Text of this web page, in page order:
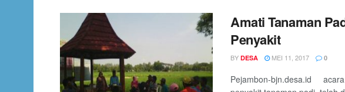
Amati Tanaman
Penyakit
BY DESA MEI 11, 2017 0
Pejambon-bjn.desa.id acara